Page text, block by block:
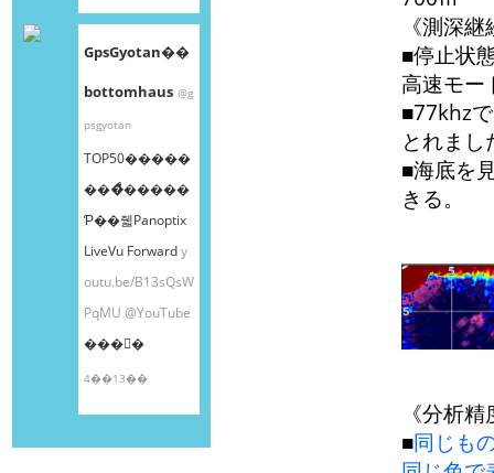
GpsGyotan��
bottomhaus @g
psgyotan
TOP50�����
���ͤ�����
Ƥ��줿Panoptix
LiveVu Forwardy
outu.be/B13sQsW
PqMU @YouTube
���󤫤�
4��13��
《測深
■停止状
高速モー
■77khz
とれまし
■海底を
きる。
《分析
■同じも